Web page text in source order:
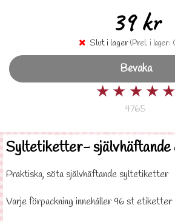
39 kr
Slut i lager(Prel. i lager:
Bevaka
★ ★ ★ ★ ★
4765
Syltetiketter-
Praktiska, söta självhäftande syltetiketter
Varje förpackning innehåller 96 st etiketter